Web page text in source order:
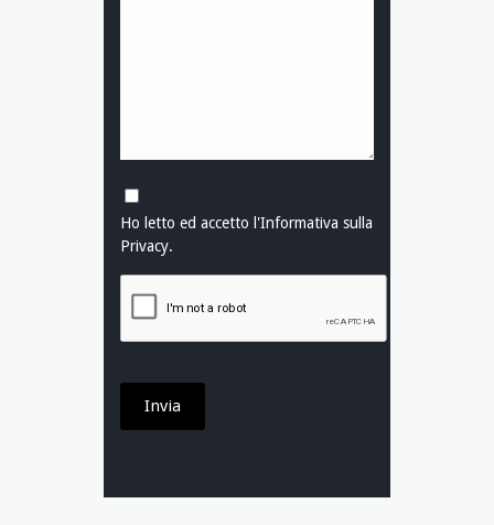
Ho letto ed accetto l'Informativa sulla
Privacy.